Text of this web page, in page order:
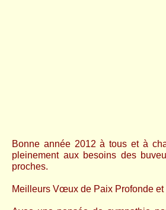
Bonne année 2012 à tous et à
pleinement aux besoins des
proches.
Meilleurs Vœux de Paix Profonde et